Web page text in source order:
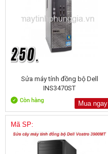
Sửa máy tính đồng bộ Dell
INS3470ST
Mua ngay
Mã SP: